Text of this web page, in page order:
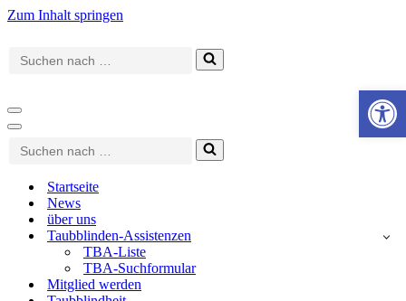
Zum Inhalt springen
Suchen
nach …
Navigationsmenü
Navigationsmenü
Suchen
nach …
Startseite
News
über uns
Taubblinden-Assistenzen
TBA-Liste
TBA-Suchformular
Mitglied werden